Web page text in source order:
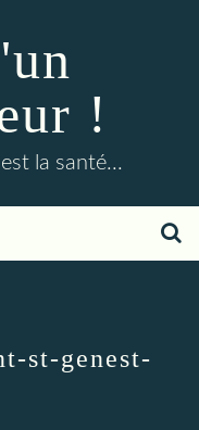
!
la santé...
st-genest-